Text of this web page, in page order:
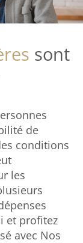
sont
de
conditions
les
et profitez
avec Nos